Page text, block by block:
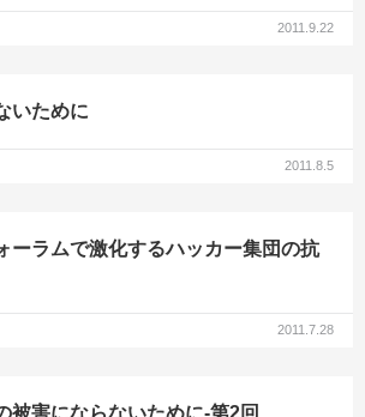
2011.9.22
いために
2011.8.5
ーラムで激化するハッカー集団の抗
2011.7.28
被害にならないために-第2回